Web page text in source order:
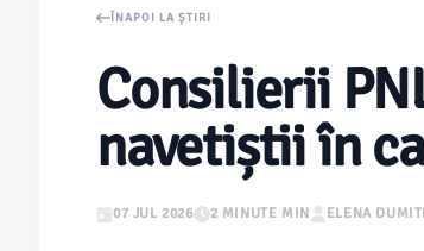
ÎNAPOI LA ȘTIRI
Consilierii
navetiștii în
07 JUL 2026 2 MINUTE MIN ELENA